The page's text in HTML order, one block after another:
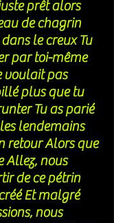
prêt alors
de chagrin
le creux Tu
par toi-même
voulait pas
plus que tu
Tu as parié
lendemains
retour Alors que
Allez, nous
de ce pétrin
Et malgré
nous